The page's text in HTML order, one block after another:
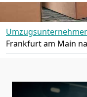
Frankfurt am Main